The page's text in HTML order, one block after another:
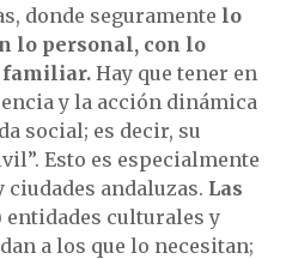
donde seguramente lo
lo personal, con lo
familiar. Hay que tener en
y la acción dinámica
social; es decir, su
Esto es especialmente
ciudades andaluzas. Las
entidades culturales y
a los que lo necesitan;